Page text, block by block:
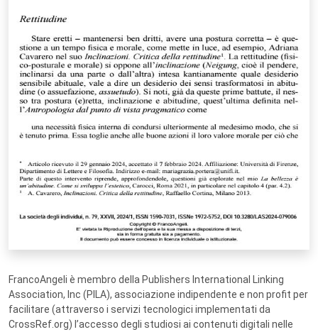
FrancoAngeli è membro della Publishers International Linking
Association, Inc (PILA), associazione indipendente e non profit per
facilitare (attraverso i servizi tecnologici implementati da
CrossRef.org) l’accesso degli studiosi ai contenuti digitali nelle